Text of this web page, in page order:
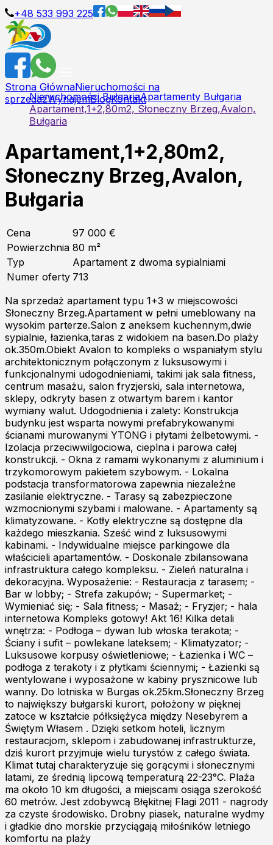
+48 533 993 225
Strona GłównaNieruchomości na
sprzedażWynajemBlogKontakt
Nieruchomości BułgariaApartamenty Bułgaria
Apartament,1+2,80m2, Słoneczny Brzeg,Avalon,
Bułgaria
Apartament,1+2,80m2,
Słoneczny Brzeg,Avalon,
Bułgaria
Cena
97 000 €
Powierzchnia 80 m²
Typ
Apartament z dwoma sypialniami
Numer oferty 713
Na sprzedaż apartament typu 1+3 w miejscowości
Słoneczny Brzeg.Apartament w pełni umeblowany na
wysokim parterze.Salon z aneksem kuchennym,dwie
sypialnie, łazienka,taras z widokiem na basen.Do plaży
ok.350m.Obiekt Avalon to kompleks o wspaniałym stylu
architektonicznym połączonym z luksusowymi i
funkcjonalnymi udogodnieniami, takimi jak sala fitness,
centrum masażu, salon fryzjerski, sala internetowa,
sklepy, odkryty basen z otwartym barem i kantor
wymiany walut. Udogodnienia i zalety: Konstrukcja
budynku jest wsparta nowymi prefabrykowanymi
ścianami murowanymi YTONG i płytami żelbetowymi. -
Izolacja przeciwwilgociowa, cieplna i parowa całej
konstrukcji. - Okna z ramami wykonanymi z aluminium i
trzykomorowym pakietem szybowym. - Lokalna
podstacja transformatorowa zapewnia niezależne
zasilanie elektryczne. - Tarasy są zabezpieczone
wzmocnionymi szybami i malowane. - Apartamenty są
klimatyzowane. - Kotły elektryczne są dostępne dla
każdego mieszkania. Sześć wind z luksusowymi
kabinami. - Indywidualne miejsce parkingowe dla
właścicieli apartamentów. - Doskonale zbilansowana
infrastruktura całego kompleksu. - Zieleń naturalna i
dekoracyjna. Wyposażenie: - Restauracja z tarasem; -
Bar w lobby; - Strefa zakupów; - Supermarket; -
Wymieniać się; - Sala fitness; - Masaż; - Fryzjer; - hala
internetowa Kompleks gotowy! Akt 16! Kilka detali
wnętrza: - Podłoga – dywan lub włoska terakota; -
Ściany i sufit – powlekane lateksem; - Klimatyzator; -
Luksusowe korpusy oświetleniowe; - Łazienka i WC –
podłoga z terakoty i z płytkami ściennymi; - Łazienki są
wentylowane i wyposażone w kabiny prysznicowe lub
wanny. Do lotniska w Burgas ok.25km.Słoneczny Brzeg
to największy bułgarski kurort, położony w pięknej
zatoce w kształcie półksiężyca między Nesebyrem a
Świętym Własem . Dzięki setkom hoteli, licznym
restauracjom, sklepom i zabudowanej infrastrukturze,
dziś kurort przyjmuje wielu turystów z całego świata.
Klimat tutaj charakteryzuje się gorącymi i słonecznymi
latami, ze średnią lipcową temperaturą 22-23°C. Plaża
ma około 10 km długości, a miejscami osiąga szerokość
60 metrów. Jest zdobywcą Błękitnej Flagi 2011 - nagrody
za czyste środowisko. Drobny piasek, naturalne wydmy
i gładkie dno morskie przyciągają miłośników letniego
komfortu na plaży